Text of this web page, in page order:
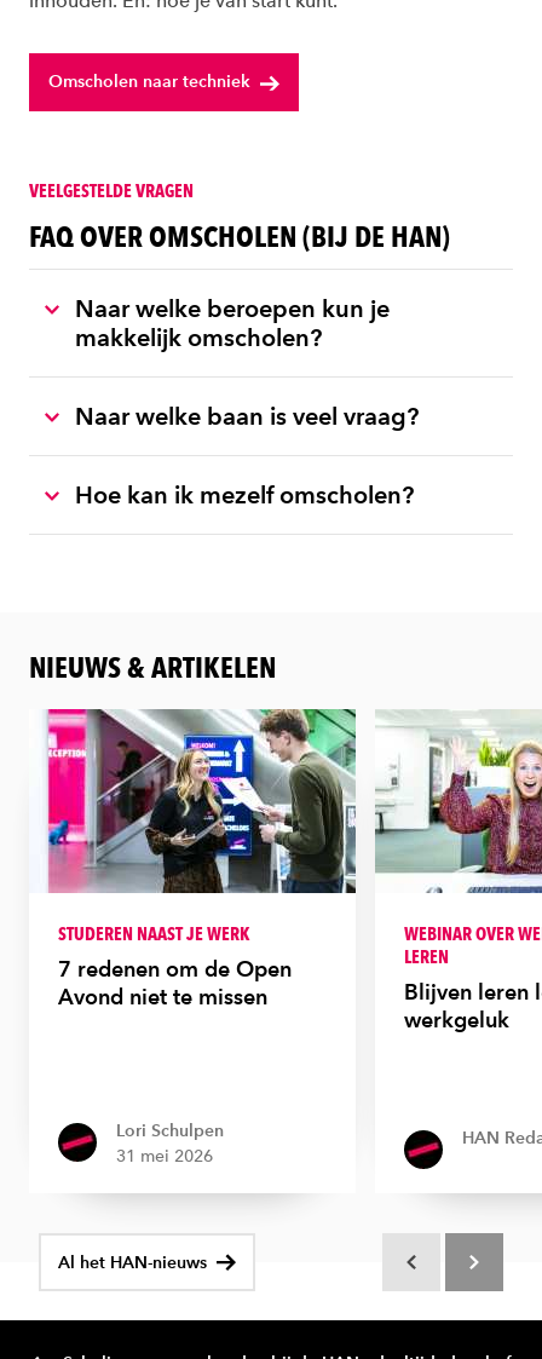
Omscholen naar techniek
VEELGESTELDE VRAGEN
FAQ OVER OMSCHOLEN (BIJ DE HAN)
Naar welke beroepen kun je
makkelijk omscholen?
Naar welke baan is veel vraag?
Hoe kan ik mezelf omscholen?
NIEUWS & ARTIKELEN
STUDEREN NAAST JE WERK
7 redenen om de Open
Avond niet te missen
Lori Schulpen
31 mei 2026
WEBINAR OVER
LEREN
Blijven leren
werkgeluk
HAN
Al het HAN-nieuws